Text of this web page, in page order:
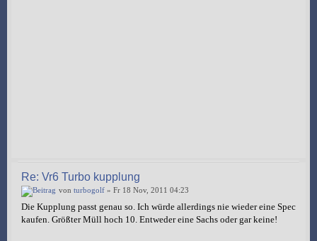
Re: Vr6 Turbo kupplung
von turbogolf » Fr 18 Nov, 2011 04:23
Die Kupplung passt genau so. Ich würde allerdings nie wieder eine Spec
kaufen. Größter Müll hoch 10. Entweder eine Sachs oder gar keine!